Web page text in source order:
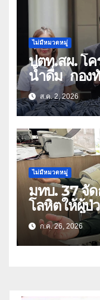
ไม่มีหมวดหมู่
ปตท.สผ. โค
น้ำดื่ม กอง
ล้านบาท
ส.ค. 2, 2026
ไม่มีหมวดหมู่
มทบ. 37 จั
โลหิตให้ผู้ป่
เร่งด่วน เนื่อ
พระชนมพร
เป็นพระรา
ก.ค. 26, 2026